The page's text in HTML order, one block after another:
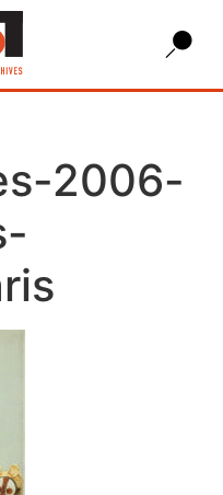
2006-